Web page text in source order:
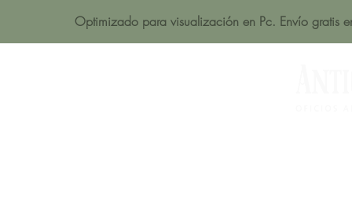
Optimizado para visualización en Pc. Envío